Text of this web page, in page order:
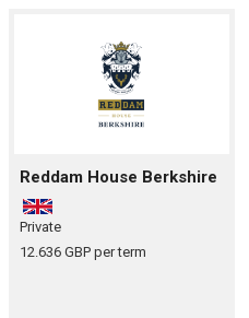
Reddam House Berkshire
Private
12.636 GBP per term